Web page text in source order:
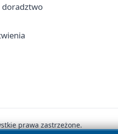
doradztwo
prawa zastrzeżone.